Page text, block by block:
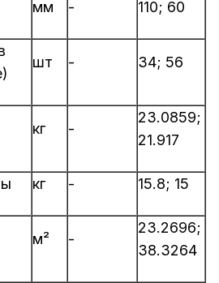
мм - 110; 60
шт - 34; 56
кг -
23.0859;
21.917
кг - 15.8; 15
м² -
23.2696;
38.3264